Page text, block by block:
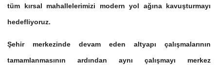
tüm kırsal mahallelerimizi modern yol ağına kavuşturmayı
hedefliyoruz.
Şehir merkezinde devam eden altyapı çalışmalarının
tamamlanmasının ardından aynı çalışmayı merkez